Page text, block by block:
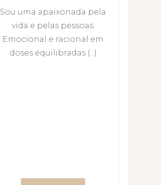
Sou uma apaixonada pela
vida e pelas pessoas.
Emocional e racional em
doses equilibradas (...)